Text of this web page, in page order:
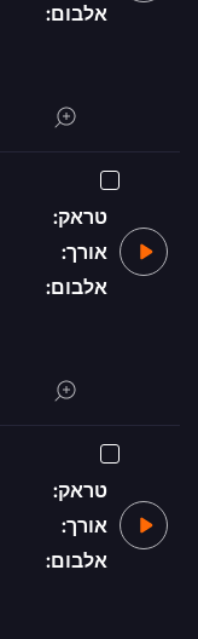
אלבום:
טראק:
אורך:
אלבום:
טראק:
אורך:
אלבום: